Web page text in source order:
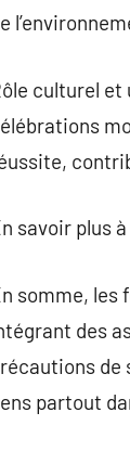
culturel et
savoir plus
somme, les
des
de
partout